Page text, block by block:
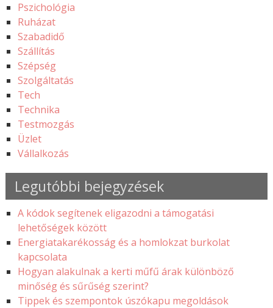
Pszichológia
Ruházat
Szabadidő
Szállítás
Szépség
Szolgáltatás
Tech
Technika
Testmozgás
Üzlet
Vállalkozás
Legutóbbi bejegyzések
A kódok segítenek eligazodni a támogatási
lehetőségek között
Energiatakarékosság és a homlokzat burkolat
kapcsolata
Hogyan alakulnak a kerti műfű árak különböző
minőség és sűrűség szerint?
Tippek és szempontok úszókapu megoldások